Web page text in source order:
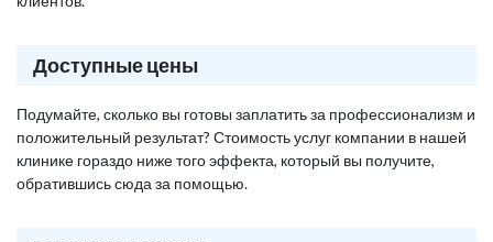
Доступные цены
Подумайте, сколько вы готовы заплатить за профессионализм и
положительный результат? Стоимость услуг компании в нашей
клинике гораздо ниже того эффекта, который вы получите,
обратившись сюда за помощью.